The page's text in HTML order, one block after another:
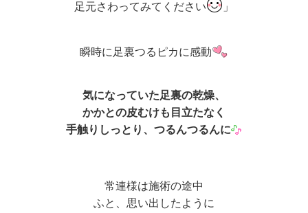
足元さわってみてください 」
瞬時に足裏つるピカに感動
気になっていた足裏の乾燥、
かかとの皮むけも目立たなく
手触りしっとり、つるんつるんに
常連様は施術の途中
ふと、思い出したように